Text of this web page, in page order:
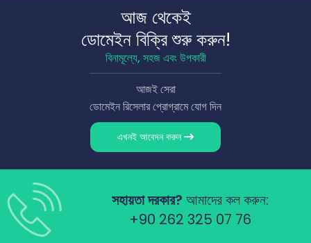
আজ থেকেই
ডোমেইন বিক্রি শুরু করুন!
বিনামূল্যে, সহজ এবং উপকারী
আজই সেরা
ডোমেইন রিসেলার প্রোগ্রামে যোগ দিন
এখনই আবেদন করুন
সহায়তা দরকার? আমাদের কল করুন:
+90 262 325 07 76